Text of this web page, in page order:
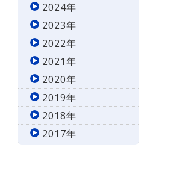
2024年
2023年
2022年
2021年
2020年
2019年
2018年
2017年